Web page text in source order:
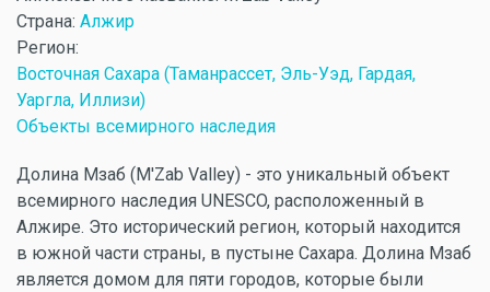
Страна: Алжир
Регион:
Восточная Сахара (Таманрассет, Эль-Уэд, Гардая,
Уаргла, Иллизи)
Объекты всемирного наследия
Долина Мзаб (M'Zab Valley) - это уникальный объект
всемирного наследия UNESCO, расположенный в
Алжире. Это исторический регион, который находится
в южной части страны, в пустыне Сахара. Долина Мзаб
является домом для пяти городов, которые были